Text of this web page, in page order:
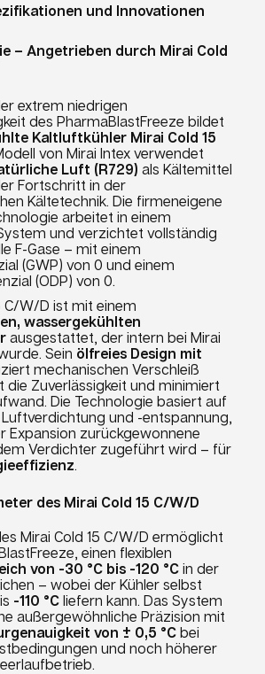
und Innovationen
– Angetrieben durch Mirai Cold
extrem niedrigen
des PharmaBlastFreeze bildet
Kaltluftkühler Mirai Cold 15
von Mirai Intex verwendet
Luft (R729) als Kältemittel
Fortschritt in der
Kältetechnik. Die firmeneigene
arbeitet in einem
und verzichtet vollständig
F-Gase – mit einem
(GWP) von 0 und einem
(ODP) von 0.
C/W/D ist mit einem
wassergekühlten
ausgestattet, der intern bei Mirai
Sein ölfreies Design mit
mechanischen Verschleiß
die Zuverlässigkeit und minimiert
Die Technologie basiert auf
und -entspannung,
Expansion zurückgewonnene
Verdichter zugeführt wird – für
.
des Mirai Cold 15 C/W/D
Mirai Cold 15 C/W/D ermöglicht
einen flexiblen
von -30 °C bis -120 °C in der
– wobei der Kühler selbst
-110 °C liefern kann. Das System
außergewöhnliche Präzision mit
von ± 0,5 °C bei
und noch höherer